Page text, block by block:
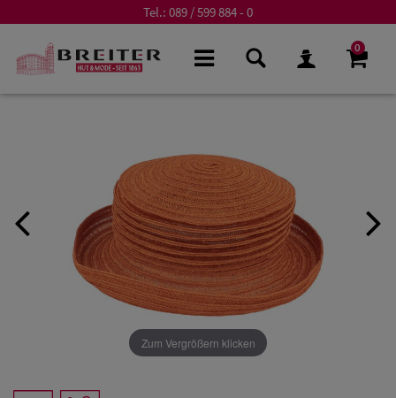
Tel.: 089 / 599 884 - 0
0
Zum Vergrößern klicken